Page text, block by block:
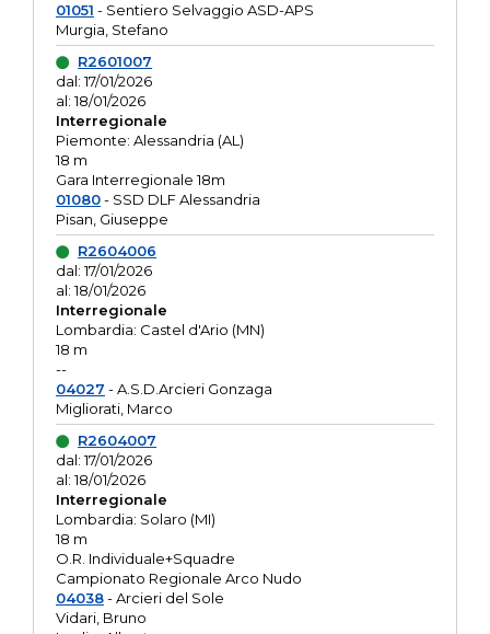
01051 - Sentiero Selvaggio ASD-APS
Murgia, Stefano
R2601007
dal: 17/01/2026
al: 18/01/2026
Interregionale
Piemonte: Alessandria (AL)
18 m
Gara Interregionale 18m
01080- SSD DLF Alessandria
Pisan, Giuseppe
R2604006
dal: 17/01/2026
al: 18/01/2026
Interregionale
Lombardia: Castel d'Ario (MN)
18 m
--
04027 - A.S.D.Arcieri Gonzaga
Migliorati, Marco
R2604007
dal: 17/01/2026
al: 18/01/2026
Interregionale
Lombardia: Solaro (MI)
18 m
O.R. Individuale+Squadre
Campionato Regionale Arco Nudo
04038- Arcieri del Sole
Vidari, Bruno